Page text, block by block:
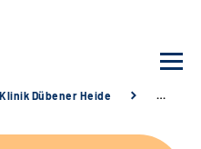
Dübener Heide …